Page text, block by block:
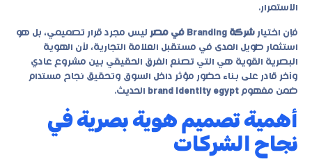
الاستمرار.
فإن اختيار شركة Branding في مصر
ليس مجرد قرار تصميمي، بل هو
استثمار طويل المدى في مستقبل العلامة التجارية، لأن الهوية
البصرية القوية هي التي تصنع الفرق الحقيقي بين مشروع عادي
وآخر قادر على بناء حضور مؤثر داخل السوق وتحقيق نجاح مستدام
ضمن مفهوم brand identity egypt الحديث.
أهمية تصميم هوية بصرية في
نجاح الشركات